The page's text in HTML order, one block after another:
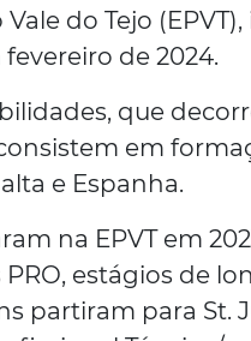
do Tejo
de 2024.
que
em
e Espanha.
na EPVT em
estágios de
partiram para St.